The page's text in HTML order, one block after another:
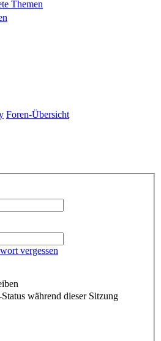
Themen
Foren-Übersicht
vergessen
während dieser Sitzung